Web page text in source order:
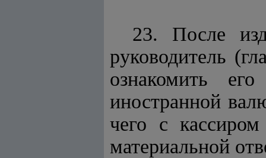
23. После
руководитель
ознакомить
иностранной
чего с
материальной